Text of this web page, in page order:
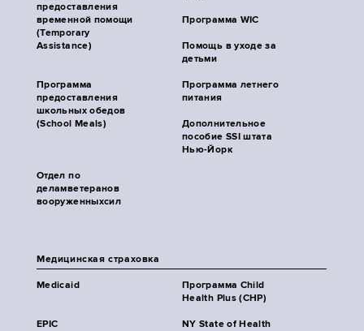
предоставления
временной помощи
(Temporary
Assistance)
Программа WIC
Помощь в уходе за
детьми
Программа
предоставления
школьных обедов
(School Meals)
Программа летнего
питания
Дополнительное
пособие SSI штата
Нью-Йорк
Отдел по
деламветеранов
вооруженныхсил
Медицинская страховка
Medicaid
Программа Child
Health Plus (CHP)
EPIC NY State of Health